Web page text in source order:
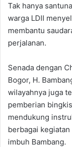
Tak hanya
warga LDII
membantu
perjalanan.
Senada dengan
Bogor, H.
wilayahnya juga
pemberian
mendukung
berbagai kegiatan
imbuh Bambang.